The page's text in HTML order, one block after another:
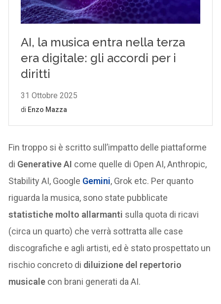
Fin troppo si è scritto sull’impatto delle piattaforme
di Generative AI come quelle di Open AI, Anthropic,
Stability AI, Google Gemini, Grok etc. Per quanto
riguarda la musica, sono state pubblicate
statistiche molto allarmanti sulla quota di ricavi
(circa un quarto) che verrà sottratta alle case
discografiche e agli artisti, ed è stato prospettato un
rischio concreto di diluizione del repertorio
musicale con brani generati da AI.